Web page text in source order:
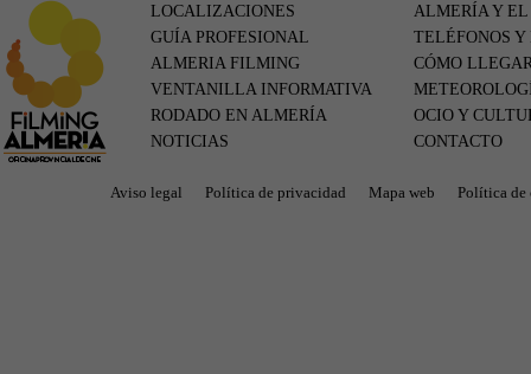
LOCALIZACIONES
GUÍA PROFESIONAL
ALMERIA FILMING
VENTANILLA INFORMATIVA
RODADO EN ALMERÍA
NOTICIAS
ALMERÍA Y EL
TELÉFONOS Y
CÓMO
OCIO Y
CONTACTO
Aviso legal Política de privacidad Mapa web Política de